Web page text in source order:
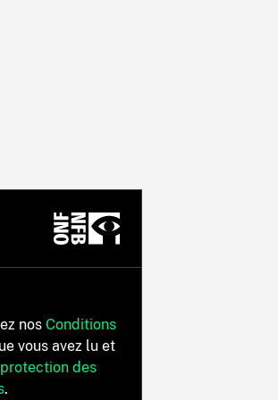
nos Conditions
vous avez lu et
des
.